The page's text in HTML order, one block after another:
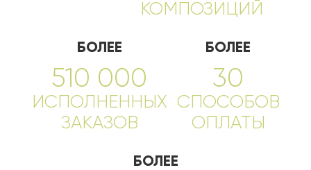
КОМПОЗИЦИЙ
БОЛЕЕ
510 000
ИСПОЛНЕННЫХ
ЗАКАЗОВ
БОЛЕЕ
30
СПОСОБОВ
ОПЛАТЫ
БОЛЕЕ